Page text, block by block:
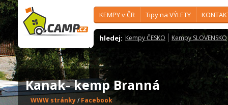
KEMPY v ČR Tipy na VÝLETY
hledej: Kempy ČESKO Kempy SLOVENSKO
Kanak- kemp Branná
WWW stránky/ Facebook